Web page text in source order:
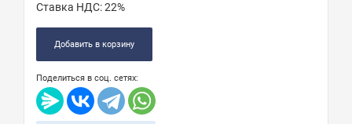
Ставка НДС:22%
Добавить в корзину
Поделиться в соц. сетях: